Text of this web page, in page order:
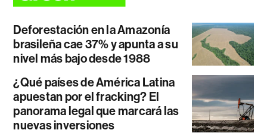
Deforestación en la Amazonía
brasileña cae 37% y apunta a su
nivel más bajo desde 1988
¿Qué países de América Latina
apuestan por el fracking? El
panorama legal que marcará las
nuevas inversiones